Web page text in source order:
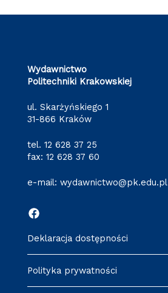
Wydawnictwo
Politechniki Krakowskiej
ul. Skarżyńskiego 1
31-866 Kraków
tel. 12 628 37 25
fax: 12 628 37 60
e-mail: wydawnictwo@pk.edu.pl
Deklaracja dostępności
Polityka prywatności